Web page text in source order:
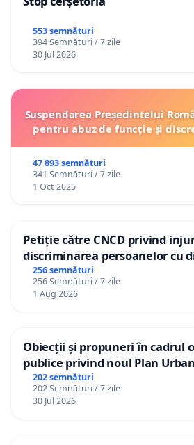
553 semnături
394 Semnături / 7 zile
30 Jul 2026
Suspendarea Președintelui
pentru abuz de funcție și
47 893 semnături
341 Semnături / 7 zile
1 Oct 2025
Petiție către CNCD privind
discriminarea persoanelor cu
către utilizatorul TikTok „Gorici”
256 semnături
256 Semnături / 7 zile
1 Aug 2026
Obiecții și propuneri în cadrul
publice privind noul Plan
(PUG) Ialoveni
202 semnături
202 Semnături / 7 zile
30 Jul 2026